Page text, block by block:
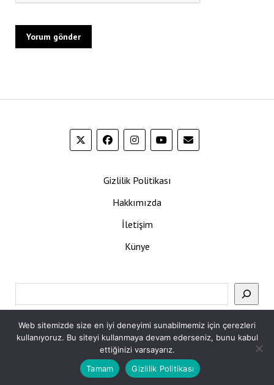
Gizlilik Politikası
Hakkımızda
İletişim
Künye
Mission News Themeby Compete Themes.
Web sitemizde size en iyi deneyimi sunabilmemiz için çerezleri
kullanıyoruz. Bu siteyi kullanmaya devam ederseniz, bunu kabul
ettiğinizi varsayarız.
Tamam
Gizlilik Politikası